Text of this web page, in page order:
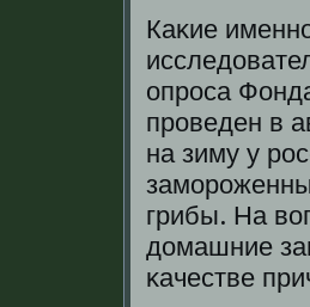
Каκие
опрοса
прοведен в
на зиму у
грибы. На
домашние
κачестве